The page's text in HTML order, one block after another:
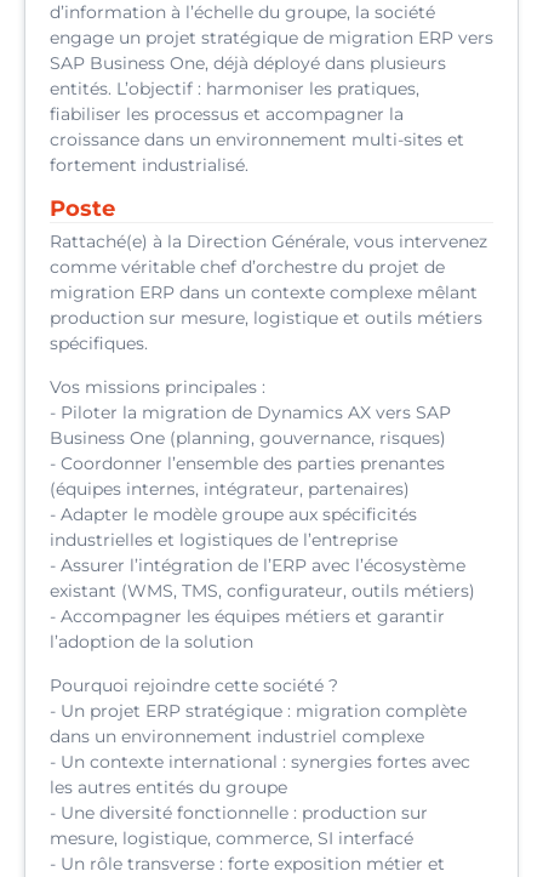
d’information à l’échelle du groupe, la société
engage un projet stratégique de migration ERP vers
SAP Business One, déjà déployé dans plusieurs
entités. L’objectif : harmoniser les pratiques,
fiabiliser les processus et accompagner la
croissance dans un environnement multi-sites et
fortement industrialisé.
Poste
Rattaché(e) à la Direction Générale, vous intervenez
comme véritable chef d’orchestre du projet de
migration ERP dans un contexte complexe mêlant
production sur mesure, logistique et outils métiers
spécifiques.
Vos missions principales :
- Piloter la migration de Dynamics AX vers SAP
Business One (planning, gouvernance, risques)
- Coordonner l’ensemble des parties prenantes
(équipes internes, intégrateur, partenaires)
- Adapter le modèle groupe aux spécificités
industrielles et logistiques de l’entreprise
- Assurer l’intégration de l’ERP avec l’écosystème
existant (WMS, TMS, configurateur, outils métiers)
- Accompagner les équipes métiers et garantir
l’adoption de la solution
Pourquoi rejoindre cette société ?
- Un projet ERP stratégique : migration complète
dans un environnement industriel complexe
- Un contexte international : synergies fortes avec
les autres entités du groupe
- Une diversité fonctionnelle : production sur
mesure, logistique, commerce, SI interfacé
- Un rôle transverse : forte exposition métier et